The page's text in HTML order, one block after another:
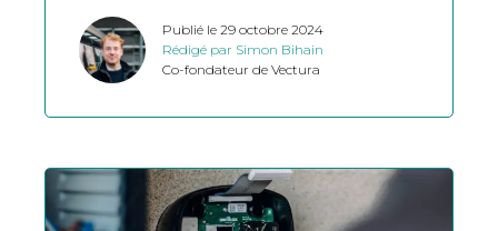
Publié le 29 octobre 2024
Rédigé par Simon Bihain
Co-fondateur de Vectura